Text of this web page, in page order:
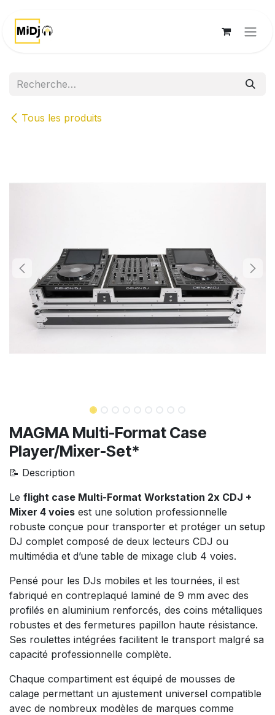
Tous les produits
MAGMA Multi-Format Case
Player/Mixer-Set*
📝 Description
Le flight case Multi-Format Workstation 2x CDJ +
Mixer 4 voies est une solution professionnelle
robuste conçue pour transporter et protéger un setup
DJ complet composé de deux lecteurs CDJ ou
multimédia et d’une table de mixage club 4 voies.
Pensé pour les DJs mobiles et les tournées, il est
fabriqué en contreplaqué laminé de 9 mm avec des
profilés en aluminium renforcés, des coins métalliques
robustes et des fermetures papillon haute résistance.
Ses roulettes intégrées facilitent le transport malgré sa
capacité professionnelle complète.
Chaque compartiment est équipé de mousses de
calage permettant un ajustement universel compatible
avec de nombreux modèles de marques comme